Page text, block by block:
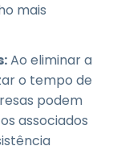
mais
Ao eliminar a
o tempo de
podem
associados